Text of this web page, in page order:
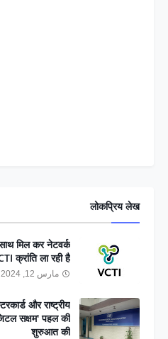
लोकप्रिय लेख
मिल कर नेटवर्क
क्रांति ला रही है
مارس 12, 2024
और राष्ट्रीय
सक्षम' पहल की
शुरुआत की